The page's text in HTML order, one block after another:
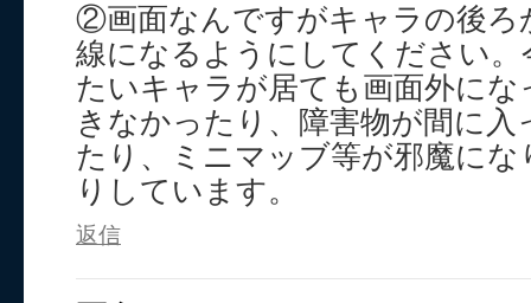
②画面なんですがキャラの後ろ
線になるようにしてください
たいキャラが居ても画面外に
きなかったり、障害物が間に
たり、ミニマッブ等が邪魔に
りしています。
返信